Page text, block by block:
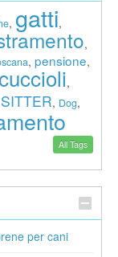
, gatti,
,
, pensione,
,
, Dog,
All Tags
per cani